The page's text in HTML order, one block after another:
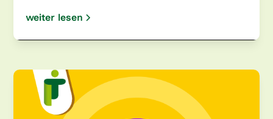
weiter lesen